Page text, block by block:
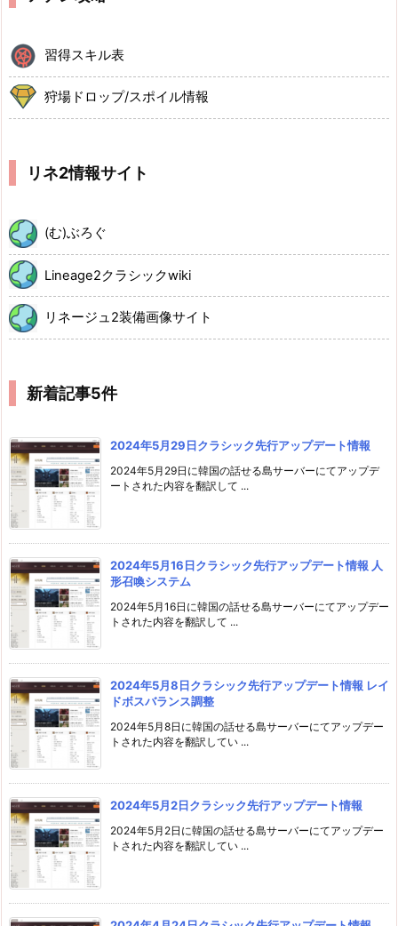
習得スキル表
狩場ドロップ/スポイル情報
リネ2情報サイト
(む)ぶろぐ
Lineage2クラシックwiki
リネージュ2装備画像サイト
新着記事5件
2024年5月29日クラシック先行アップデート情報
2024年5月29日に韓国の話せる島サーバーにてアップデ
ートされた内容を翻訳して ...
2024年5月16日クラシック先行アップデート情報 人
形召喚システム
2024年5月16日に韓国の話せる島サーバーにてアップデー
トされた内容を翻訳して ...
2024年5月8日クラシック先行アップデート情報 レイ
ドボスバランス調整
2024年5月8日に韓国の話せる島サーバーにてアップデー
トされた内容を翻訳してい ...
2024年5月2日クラシック先行アップデート情報
2024年5月2日に韓国の話せる島サーバーにてアップデー
トされた内容を翻訳してい ...